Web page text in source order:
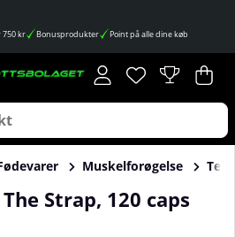
kr Bonusprodukter Point på alle dine køb
Ønskeliste
Antal på
. .
Muskelforøgelse
Strap, 120 caps